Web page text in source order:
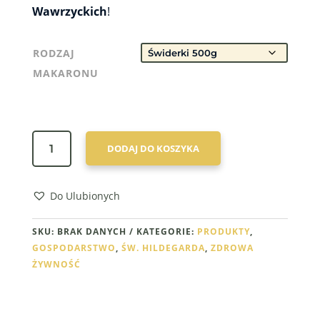
Wawrzyckich!
RODZAJ
MAKARONU
ILOŚĆ
MAKARON
Z
WAWRZYCCY
DODAJ DO KOSZYKA
Do Ulubionych
SKU: BRAK DANYCH KATEGORIE: PRODUKTY,
GOSPODARSTWO, ŚW. HILDEGARDA, ZDROWA
ŻYWNOŚĆ